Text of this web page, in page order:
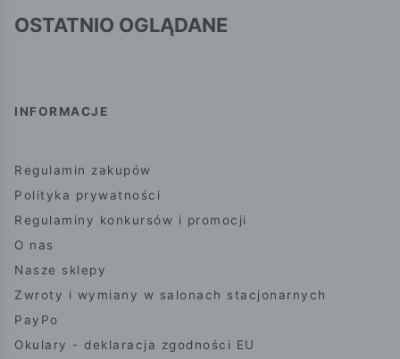
OSTATNIO OGLĄDANE
INFORMACJE
Regulamin zakupów
Polityka prywatności
Regulaminy konkursów i promocji
O nas
Nasze sklepy
Zwroty i wymiany w salonach stacjonarnych
PayPo
Okulary - deklaracja zgodności EU